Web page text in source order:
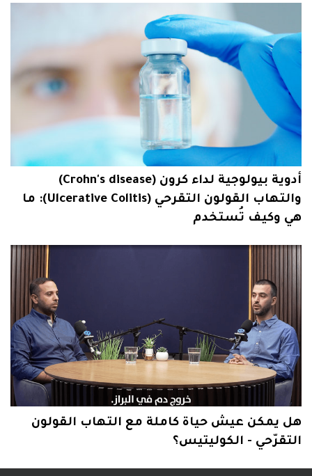
أدوية بيولوجية لداء كرون (Crohn's disease)
والتهاب القولون التقرحي (Ulcerative Colitis): ما
هي وكيف تُستخدم
هل يمكن عيش حياة كاملة مع التهاب القولون
التقرّحي - الكوليتيس؟